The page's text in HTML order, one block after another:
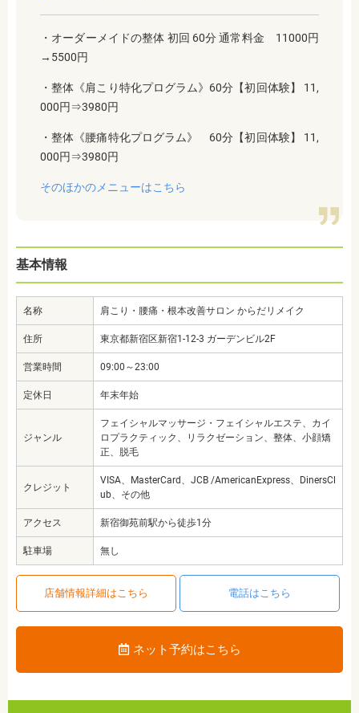
・オーダーメイドの整体 初回 60分 通常料金 11000円
→5500円
・整体《肩こり特化プログラム》60分【初回体験】 11,
000円⇒3980円
・整体《腰痛特化プログラム》 60分【初回体験】 11,
000円⇒3980円
そのほかのメニューはこちら
基本情報
名称 肩こり・腰痛・根本改善サロン からだリメイク
住所 東京都新宿区新宿1-12-3 ガーデンビル2F
営業時間 09:00～23:00
定休日 年末年始
ジャンル
フェイシャルマッサージ・フェイシャルエステ、カイ
ロプラクティック、リラクゼーション、整体、小顔矯
正、脱毛
クレジット
VISA、MasterCard、JCB /AmericanExpress、DinersCl
ub、その他
アクセス 新宿御苑前駅から徒歩1分
駐車場 無し
店舗情報詳細はこちら 電話はこちら
ネット予約はこちら